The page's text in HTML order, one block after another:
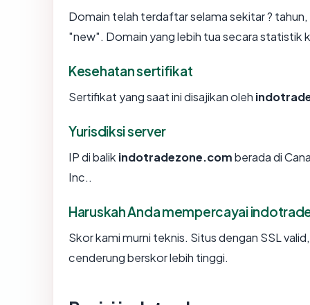
Domain telah terdaftar selama sekitar ?
"new". Domain yang lebih tua secara statistik
Kesehatan sertifikat
Sertifikat yang saat ini disajikan oleh
Yurisdiksi server
IP di balik indotradezone.comberada di
Inc..
Haruskah Anda mempercayai
Skor kami murni teknis. Situs dengan SSL
cenderung berskor lebih tinggi.